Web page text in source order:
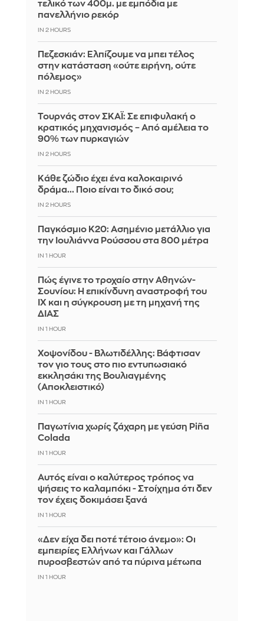
τελικό των 400μ. με εμπόδια με
πανελλήνιο ρεκόρ
IN 2 HOURS
Πεζεσκιάν: Ελπίζουμε να μπει τέλος
στην κατάσταση «ούτε ειρήνη, ούτε
πόλεμος»
IN 2 HOURS
Τουρνάς στον ΣΚΑΪ: Σε επιφυλακή ο
κρατικός μηχανισμός – Από αμέλεια το
90% των πυρκαγιών
IN 2 HOURS
Κάθε ζώδιο έχει ένα καλοκαιρινό
δράμα... Ποιο είναι το δικό σου;
IN 2 HOURS
Παγκόσμιο Κ20: Ασημένιο μετάλλιο για
την Ιουλιάννα Ρούσσου στα 800 μέτρα
IN 1 HOUR
Πώς έγινε το τροχαίο στην Αθηνών-
Σουνίου: Η επικίνδυνη αναστροφή του
ΙΧ και η σύγκρουση με τη μηχανή της
ΔΙΑΣ
IN 1 HOUR
Χοψονίδου - Βλωτιδέλλης: Βάφτισαν
τον γιο τους στο πιο εντυπωσιακό
εκκλησάκι της Βουλιαγμένης
(Αποκλειστικό)
IN 1 HOUR
Παγωτίνια χωρίς ζάχαρη με γεύση Piña
Colada
IN 1 HOUR
Αυτός είναι ο καλύτερος τρόπος να
ψήσεις το καλαμπόκι - Στοίχημα ότι δεν
τον έχεις δοκιμάσει ξανά
IN 1 HOUR
«Δεν είχα δει ποτέ τέτοιο άνεμο»: Οι
εμπειρίες Ελλήνων και Γάλλων
πυροσβεστών από τα πύρινα μέτωπα
IN 1 HOUR